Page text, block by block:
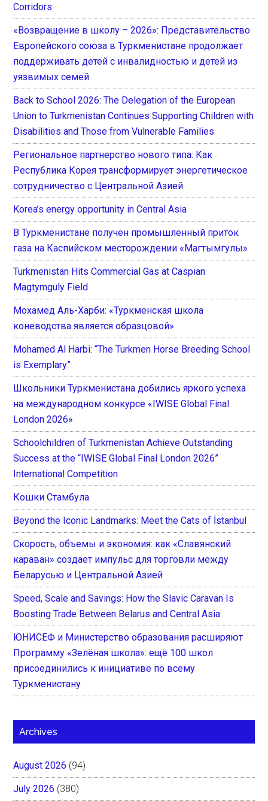
Corridors
«Возвращение в школу – 2026»: Представительство
Европейского союза в Туркменистане продолжает
поддерживать детей с инвалидностью и детей из
уязвимых семей
Back to School 2026: The Delegation of the European
Union to Turkmenistan Continues Supporting Children with
Disabilities and Those from Vulnerable Families
Региональное партнерство нового типа: Как
Республика Корея трансформирует энергетическое
сотрудничество с Центральной Азией
Korea’s energy opportunity in Central Asia
В Туркменистане получен промышленный приток
газа на Каспийском месторождении «Магтымгулы»
Turkmenistan Hits Commercial Gas at Caspian
Magtymguly Field
Мохамед Аль-Харби: «Туркменская школа
коневодства является образцовой»
Mohamed Al Harbi: “The Turkmen Horse Breeding School
is Exemplary”
Школьники Туркменистана добились яркого успеха
на международном конкурсе «IWISE Global Final
London 2026»
Schoolchildren of Turkmenistan Achieve Outstanding
Success at the “IWISE Global Final London 2026”
International Competition
Кошки Стамбула
Beyond the Iconic Landmarks: Meet the Cats of İstanbul
Скорость, объемы и экономия: как «Славянский
караван» создает импульс для торговли между
Беларусью и Центральной Азией
Speed, Scale and Savings: How the Slavic Caravan Is
Boosting Trade Between Belarus and Central Asia
ЮНИСЕФ и Министерство образования расширяют
Программу «Зелёная школа»: ещё 100 школ
присоединились к инициативе по всему
Туркменистану
Archives
August 2026 (94)
July 2026 (380)